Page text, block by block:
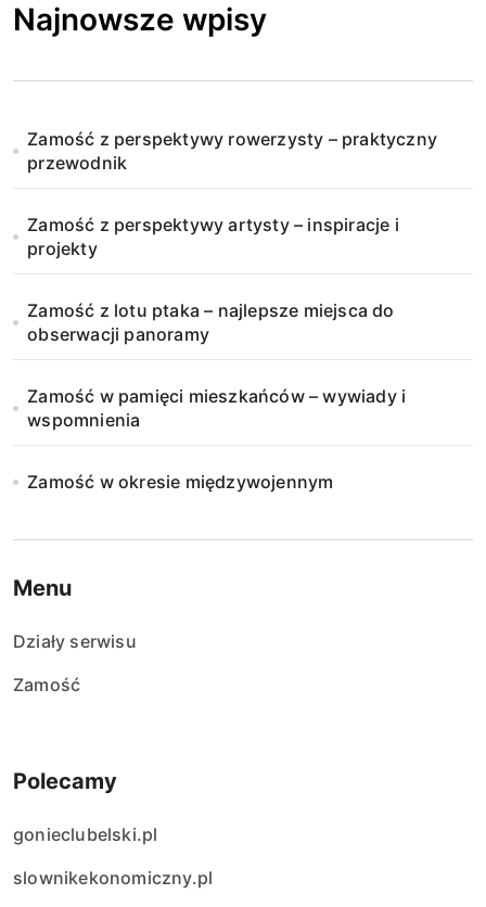
Najnowsze wpisy
Zamość z perspektywy rowerzysty – praktyczny
przewodnik
Zamość z perspektywy artysty – inspiracje i
projekty
Zamość z lotu ptaka – najlepsze miejsca do
obserwacji panoramy
Zamość w pamięci mieszkańców – wywiady i
wspomnienia
Zamość w okresie międzywojennym
Menu
Działy serwisu
Zamość
Polecamy
gonieclubelski.pl
slownikekonomiczny.pl